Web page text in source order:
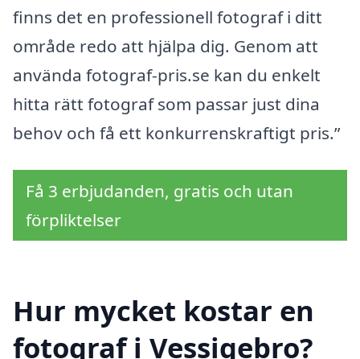
finns det en professionell fotograf i ditt
område redo att hjälpa dig. Genom att
använda fotograf-pris.se kan du enkelt
hitta rätt fotograf som passar just dina
behov och få ett konkurrenskraftigt pris.”
Få 3 erbjudanden, gratis och utan
förpliktelser
Hur mycket kostar en
fotograf i Vessigebro?